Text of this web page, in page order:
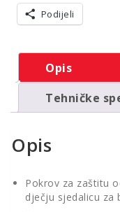
Podijeli
Opis
Tehničke
Opis
Pokrov za zaštitu
dječju sjedalicu za